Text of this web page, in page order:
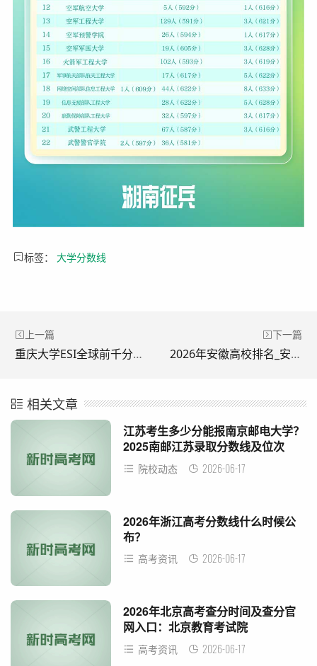
标签： 大学分数线
上一篇
重庆大学ESI全球前千分之一学科+1，重庆大学优势学科盘点
下一篇
2026年安徽高校排名_安徽高校排行
相关文章
江苏考生多少分能报南京邮电大学？
2025南邮江苏录取分数线及位次
院校动态 2026-06-17
2026年浙江高考分数线什么时候公
布？
高考资讯 2026-06-17
2026年北京高考查分时间及查分官
网入口：北京教育考试院
高考资讯 2026-06-17